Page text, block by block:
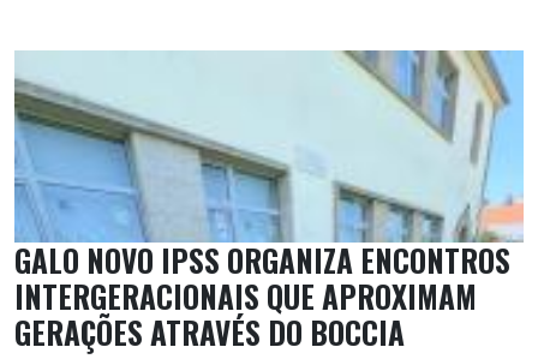
GALO NOVO IPSS ORGANIZA ENCONTROS
INTERGERACIONAIS QUE APROXIMAM
GERAÇÕES ATRAVÉS DO BOCCIA